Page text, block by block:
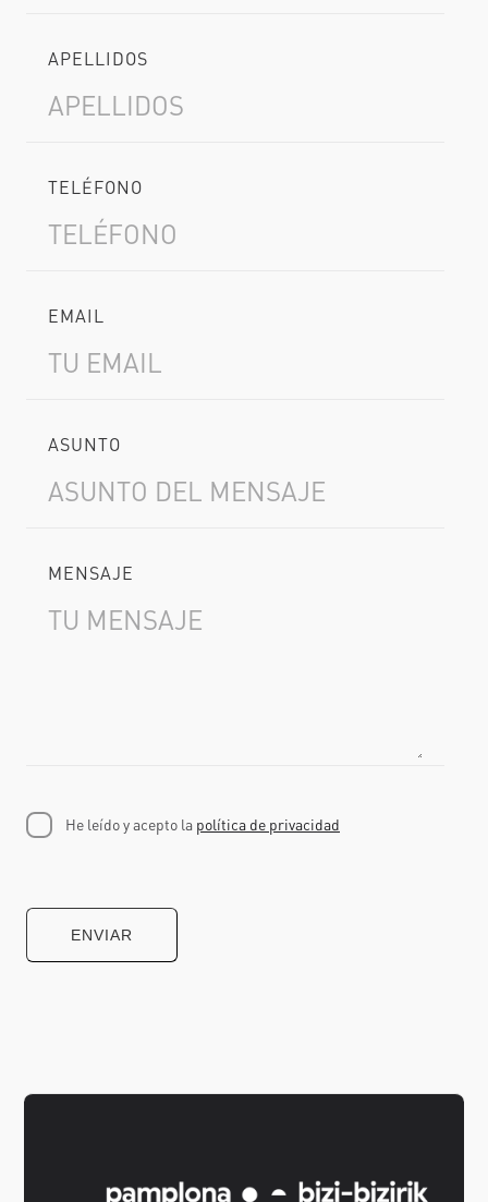
APELLIDOS
TELÉFONO
EMAIL
ASUNTO
MENSAJE
He leído y acepto la política de privacidad